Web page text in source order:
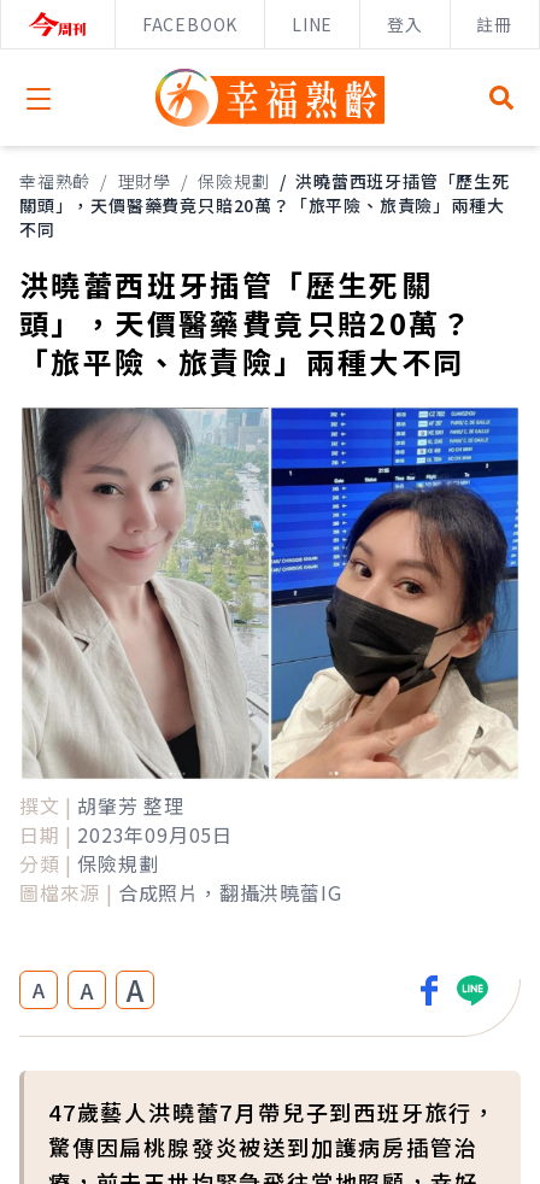
FACEBOOK LINE 登入 註冊
Open menu
幸福熟齡 / 理財學 / 保險規劃 / 洪曉蕾西班牙插管「歷生死
關頭」，天價醫藥費竟只賠20萬？「旅平險、旅責險」兩種大
不同
洪曉蕾西班牙插管「歷生死關
頭」，天價醫藥費竟只賠20萬？
「旅平險、旅責險」兩種大不同
撰文 | 胡肇芳 整理
日期 | 2023年09月05日
分類 | 保險規劃
圖檔來源 | 合成照片，翻攝洪曉蕾IG
A A A
47歲藝人洪曉蕾7月帶兒子到西班牙旅行，
驚傳因扁桃腺發炎被送到加護病房插管治